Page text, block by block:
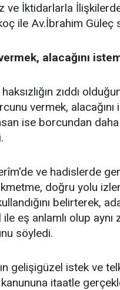
ve İktidarlarla
ile Av.İbrahim Güleç
alacağını
zıddı
vermek,
ise borcundan
ve hadislerde
doğru yolu
belirterek,
ile eş anlamlı olup
söyledi.
gelişigüzel istek ve
itaatle